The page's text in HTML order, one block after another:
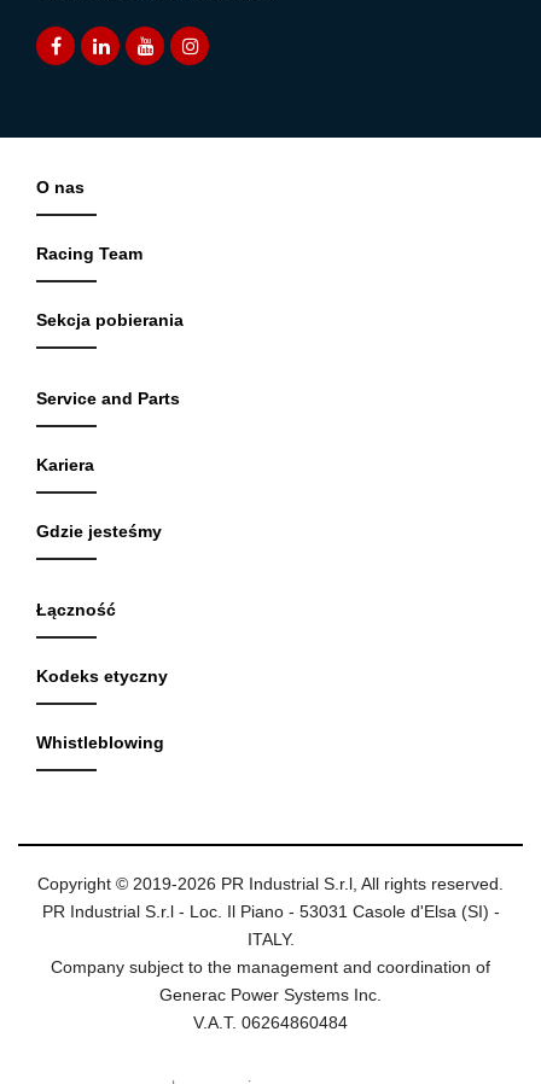
O nas
Racing Team
Sekcja pobierania
Service and Parts
Kariera
Gdzie jesteśmy
Łączność
Kodeks etyczny
Whistleblowing
Copyright © 2019-2026 PR Industrial S.r.l, All rights reserved.
PR Industrial S.r.l - Loc. Il Piano - 53031 Casole d'Elsa (SI) -
ITALY.
Company subject to the management and coordination of
Generac Power Systems Inc.
V.A.T. 06264860484